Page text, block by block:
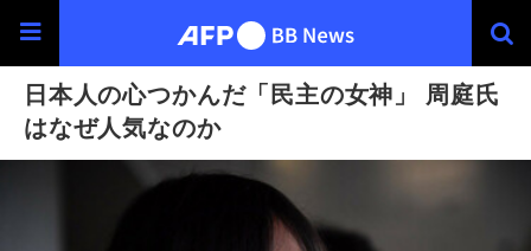
日本人の心つかんだ「民主の女神」 周庭氏
はなぜ人気なのか